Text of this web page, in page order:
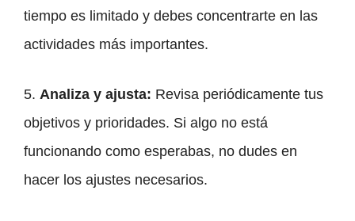
tiempo es limitado y debes concentrarte en las
actividades más importantes.
5. Analiza y ajusta: Revisa periódicamente tus
objetivos y prioridades. Si algo no está
funcionando como esperabas, no dudes en
hacer los ajustes necesarios.